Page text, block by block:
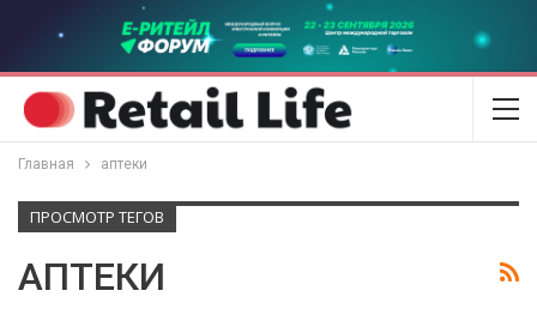
Главная аптеки
ПРОСМОТР ТЕГОВ
АПТЕКИ